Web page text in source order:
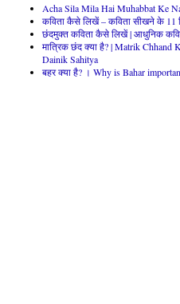
Acha Sila Mila Hai Muhabbat Ke
कविता कैसे लिखें – कविता सीखने के 11
छंदमुक्त कविता कैसे लिखें | आधुनिक
मात्रिक छंद क्या है? | Matrik Chhand
Dainik Sahitya
बहर क्या है? । Why is Bahar